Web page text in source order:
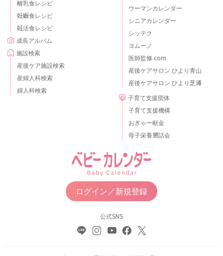
離乳食レシピ
妊娠食レシピ
妊活食レシピ
成長アルバム
施設検索
産後ケア施設検索
産婦人科検索
婦人科検索
ウーマンカレンダー
シニアカレンダー
シッテク
ヨムーノ
医師監修.com
産後ケアサロン ひより青山
産後ケアサロン ひより芝浦
子育て支援団体
子育て支援機構
おぎゃー献金
母子栄養懇話会
ログイン／新規登録
公式SNS